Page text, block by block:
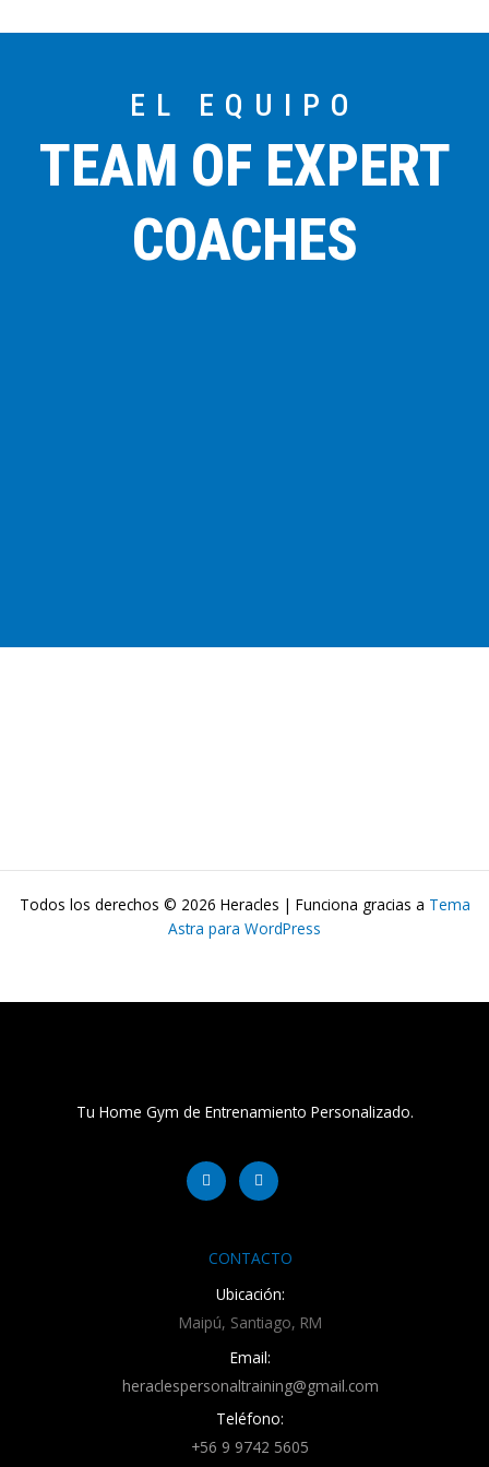
EL EQUIPO
TEAM OF EXPERT
COACHES
Todos los derechos © 2026 Heracles | Funciona gracias a Tema
Astra para WordPress
Tu Home Gym de Entrenamiento Personalizado.
Facebook-
f
Instagram
CONTACTO
Ubicación:
Maipú, Santiago, RM
Email:
heraclespersonaltraining@gmail.com
Teléfono:
+56 9 9742 5605